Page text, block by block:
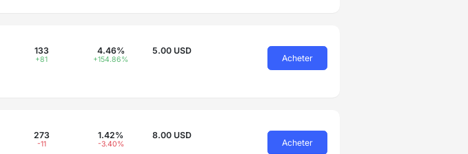
133
+81
4.46%
+154.86%
5.00 USD
Acheter
273
-11
1.42%
-3.40%
8.00 USD
Acheter